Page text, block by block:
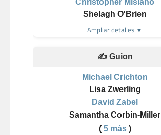
Shelagh O'Brien
Ampliar detalles ▼
✍️ Guion
Michael Crichton
Lisa Zwerling
David Zabel
Samantha Corbin-Miller
( 5 más)